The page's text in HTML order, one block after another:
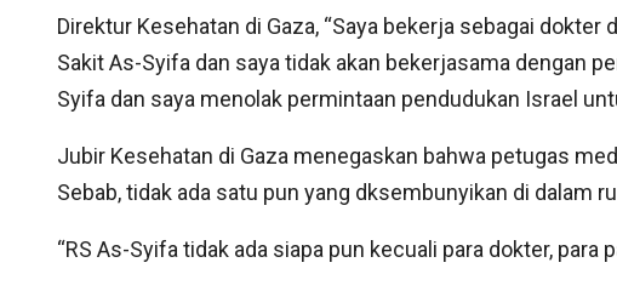
Direktur Kesehatan di Gaza, “Saya bekerja sebagai
Sakit As-Syifa dan saya tidak akan bekerjasama dengan
Syifa dan saya menolak permintaan pendudukan Israel
Jubir Kesehatan di Gaza menegaskan bahwa petugas
Sebab, tidak ada satu pun yang dksembunyikan di dalam
“RS As-Syifa tidak ada siapa pun kecuali para dokter, para